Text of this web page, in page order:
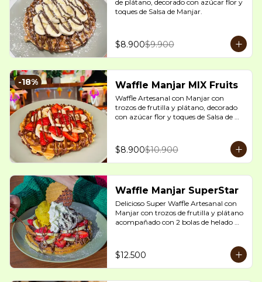
de plátano, decorado con azúcar flor y
toques de Salsa de Manjar.
$8.900$9.900
-18% Waffle Manjar MIX Fruits
Waffle Artesanal con Manjar con
trozos de frutilla y plátano, decorado
con azúcar flor y toques de Salsa de
$8.900$10.900
Waffle Manjar SuperStar
Delicioso Super Waffle Artesanal con
Manjar con trozos de frutilla y plátano
acompañado con 2 bolas de helado
de Salsa de Manjar.
(la crema chantilly no esta disponible
para envíos por Delivery, la foto es solo
$12.500